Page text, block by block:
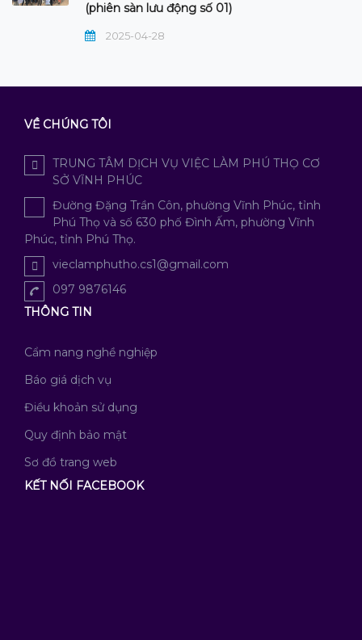
(phiên sàn lưu động số 01)
2025-04-28
VỀ CHÚNG TÔI
TRUNG TÂM DỊCH VỤ VIỆC LÀM PHÚ THỌ CƠ
SỞ VĨNH PHÚC
Đường Đặng Trần Côn, phường Vĩnh Phúc, tỉnh
Phú Thọ và số 630 phố Đình Ấm, phường Vĩnh
Phúc, tỉnh Phú Thọ.
vieclamphutho.cs1@gmail.com
097 9876146
THÔNG TIN
Cẩm nang nghề nghiệp
Báo giá dịch vụ
Điều khoản sử dụng
Quy định bảo mật
Sơ đồ trang web
KẾT NỐI FACEBOOK